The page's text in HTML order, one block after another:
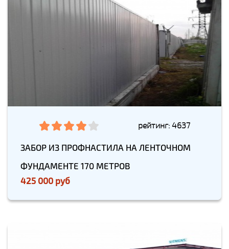
рейтинг: 4637
ЗАБОР ИЗ ПРОФНАСТИЛА НА ЛЕНТОЧНОМ
ФУНДАМЕНТЕ 170 МЕТРОВ
425 000 руб